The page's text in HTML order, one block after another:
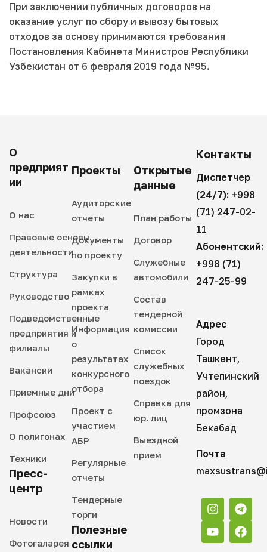
При заключении публичных договоров на
оказание услуг по сбору и вывозу бытовых
отходов за основу принимаются требования
Постановления Кабинета Министров Республики
Узбекистан от 6 февраля 2019 года №95.
О
предприят
ии
О нас
Правовые основы
деятельности
Структура
Руководство
Подведомственные
предприятия и
филиалы
Вакансии
Приемные дни
Профсоюз
О полигонах
Техники
Пресс-
центр
Новости
Фотогаларея
Проекты
Аудиторские
отчеты
Документы
по проекту
Закупки в
рамках
проекта
Информация
о
результатах
конкурсного
отбора
Проект с
участием
АБР
Регулярные
отчеты
Тендерные
торги
Полезные
ссылки
Открытые
данные
План работы
Договор
Служебные
автомобили
Состав
тендерной
комиссии
Список
служебных
поездок
Справка для
юр. лиц
Выездной
прием
Контакты
Диспетчер
(24/7): +998
(71) 247-02-
11
Абонентский:
+998 (71)
247-25-99
Адрес
Город
Ташкент,
Учтепинский
район,
промзона
Бекабад
Почта